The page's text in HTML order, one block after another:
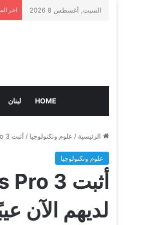
السبت, أغسطس 8 2026 اخر
HOME لبنان
الرئيسية / علوم وتكنولوجيا / أثبت AirPods Pro 3 أنني مخطئ لكن لديهم الآن عيبًا واحدًا مؤسفًا
علوم وتكنولوجيا
لديهم الآن